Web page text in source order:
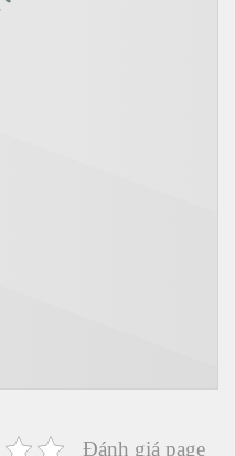
Đánh giá page